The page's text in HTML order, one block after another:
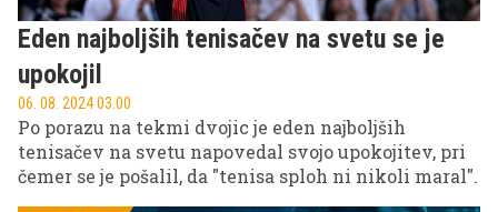
Eden najboljših tenisačev na svetu se je
upokojil
06. 08. 2024 03.00
Po porazu na tekmi dvojic je eden najboljših
tenisačev na svetu napovedal svojo upokojitev, pri
čemer se je pošalil, da "tenisa sploh ni nikoli maral".